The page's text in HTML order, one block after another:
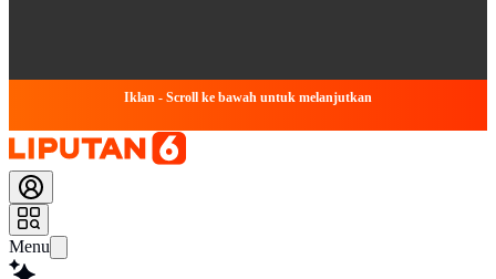
Iklan - Scroll ke bawah untuk melanjutkan
Menu